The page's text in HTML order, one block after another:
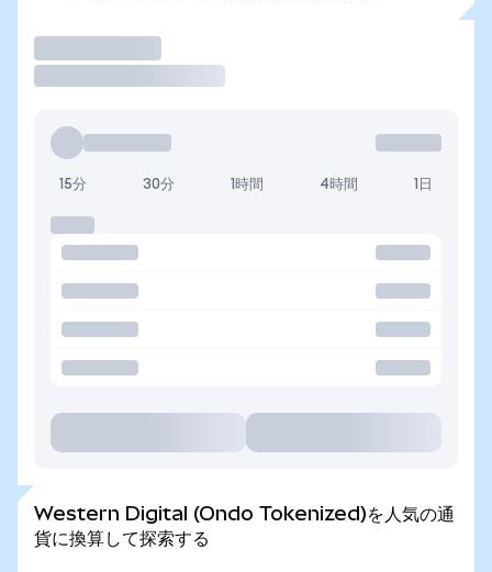
15分 30分 1時間 4時間 1日
Western Digital (Ondo Tokenized)を人気の通
貨に換算して探索する